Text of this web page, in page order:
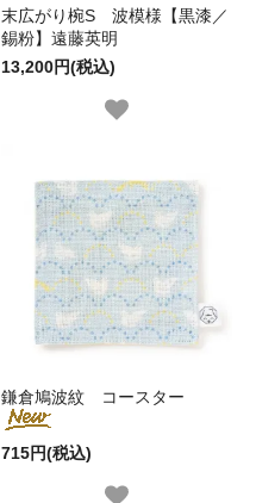
末広がり椀S 波模様【黒漆／
錫粉】遠藤英明
13,200円(税込)
鎌倉鳩波紋 コースター
715円(税込)